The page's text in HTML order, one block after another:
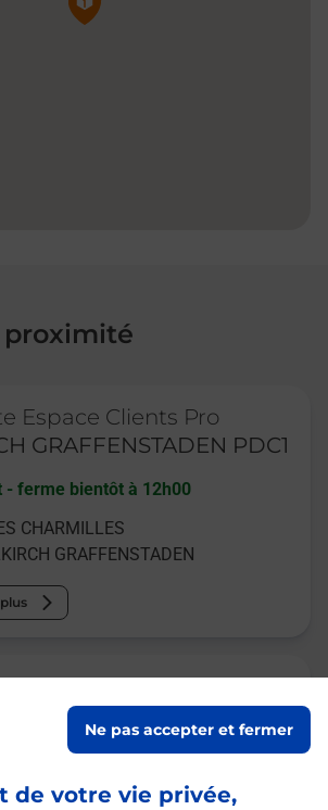
de votre vie privée,
Ne pas accepter et fermer
proximité
Espace Clients Pro
GRAFFENSTADEN PDC1
-ferme bientôt à 12h00
CHARMILLES
GRAFFENSTADEN
EPICERIE D ILLKIRCH
jusqu'à 20h00